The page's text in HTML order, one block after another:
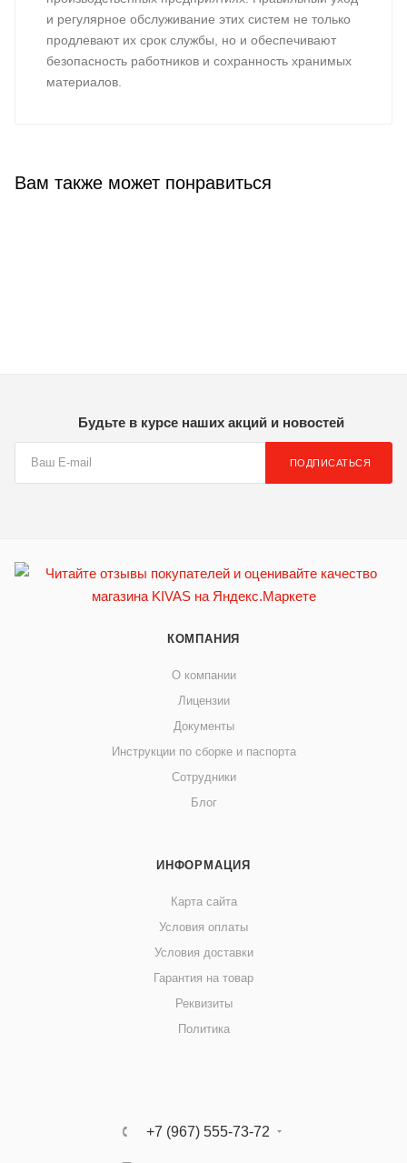
и регулярное обслуживание этих систем не только
продлевают их срок службы, но и обеспечивают
безопасность работников и сохранность хранимых
материалов.
Вам также может понравиться
Будьте в курсе наших акций и новостей
ПОДПИСАТЬСЯ
КОМПАНИЯ
О компании
Лицензии
Документы
Инструкции по сборке и паспорта
Сотрудники
Блог
ИНФОРМАЦИЯ
Карта сайта
Условия оплаты
Условия доставки
Гарантия на товар
Реквизиты
Политика
+7 (967) 555-73-72